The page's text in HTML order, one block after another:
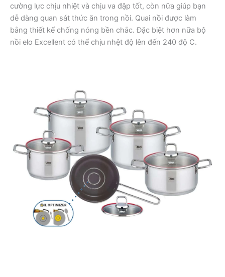
cường lực chịu nhiệt và chịu va đập tốt, còn nữa giúp bạn
dễ dàng quan sát thức ăn trong nồi. Quai nồi được làm
bằng thiết kế chống nóng bền chắc. Đặc biệt hơn nữa bộ
nồi elo Excellent có thể chịu nhệt độ lên đến 240 độ C.